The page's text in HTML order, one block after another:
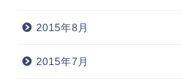
2015年8月
2015年7月